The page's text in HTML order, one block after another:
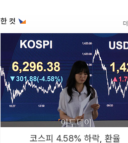
한 컷
코스피 4.58% 하락, 환율